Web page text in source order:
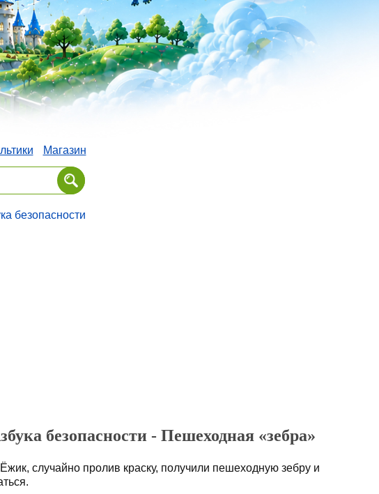
Магазин
безопасности
безопасности - Пешеходная «зебра»
случайно пролив краску, получили пешеходную зебру и